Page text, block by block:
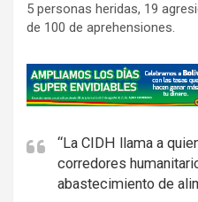
5 personas heridas, 19
de 100 de aprehensiones.
A
d
e
“La CIDH llama a
corredores
abastecimiento de